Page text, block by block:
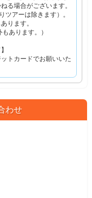
る場合がございます。
ツアーは除きます）。
ります。
あります。）
トカードでお願いいた
わせ